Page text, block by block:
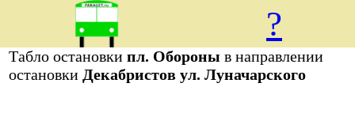
?
Табло остановкипл. Обороныв направлении
остановки Декабристов ул. Луначарского